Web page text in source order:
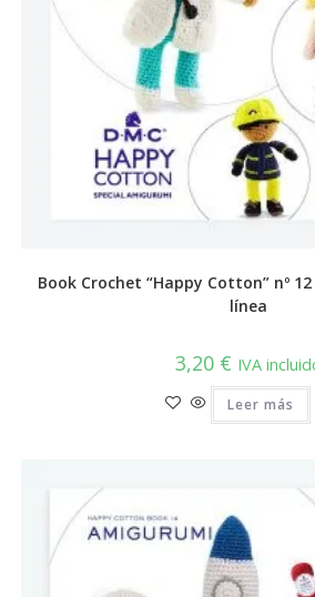
Book Crochet “Happy Cotton” nº
línea
3,20 € IVA
Leer más